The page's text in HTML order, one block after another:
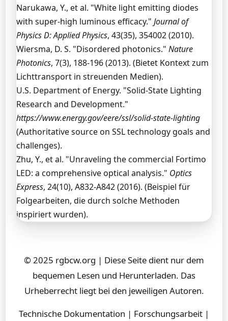
Narukawa, Y., et al. "White light emitting diodes
with super-high luminous efficacy." Journal of
Physics D: Applied Physics, 43(35), 354002 (2010).
Wiersma, D. S. "Disordered photonics." Nature
Photonics, 7(3), 188-196 (2013). (Bietet Kontext zum
Lichttransport in streuenden Medien).
U.S. Department of Energy. "Solid-State Lighting
Research and Development."
https://www.energy.gov/eere/ssl/solid-state-lighting
(Authoritative source on SSL technology goals and
challenges).
Zhu, Y., et al. "Unraveling the commercial Fortimo
LED: a comprehensive optical analysis." Optics
Express, 24(10), A832-A842 (2016). (Beispiel für
Folgearbeiten, die durch solche Methoden
inspiriert wurden).
© 2025 rgbcw.org | Diese Seite dient nur dem
bequemen Lesen und Herunterladen. Das
Urheberrecht liegt bei den jeweiligen Autoren.
Technische Dokumentation | Forschungsarbeit |